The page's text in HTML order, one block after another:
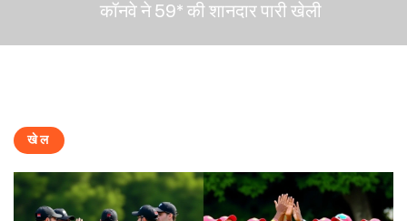
कॉनवे ने 59* की शानदार पारी खेली
खेल